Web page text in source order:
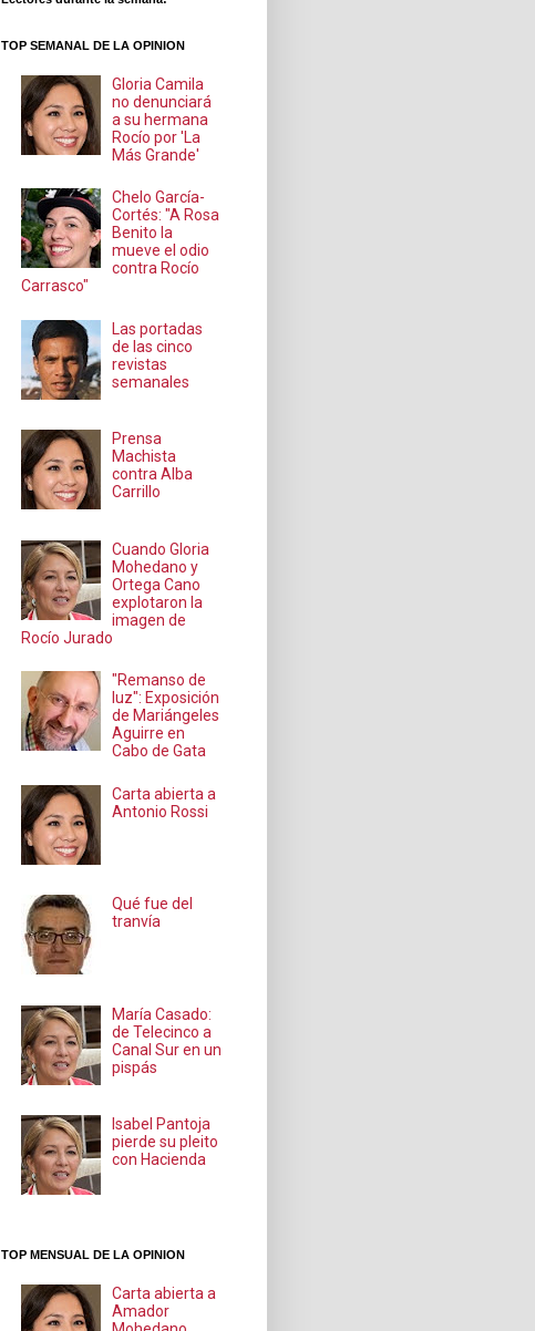
TOP SEMANAL DE LA OPINION
Gloria Camila
no denunciará
a su hermana
Rocío por 'La
Más Grande'
Chelo García-
Cortés: "A Rosa
Benito la
mueve el odio
contra Rocío
Carrasco"
Las portadas
de las cinco
revistas
semanales
Prensa
Machista
contra Alba
Carrillo
Cuando Gloria
Mohedano y
Ortega Cano
explotaron la
imagen de
Rocío Jurado
"Remanso de
luz": Exposición
de Mariángeles
Aguirre en
Cabo de Gata
Carta abierta a
Antonio Rossi
Qué fue del
tranvía
María Casado:
de Telecinco a
Canal Sur en un
pispás
Isabel Pantoja
pierde su pleito
con Hacienda
TOP MENSUAL DE LA OPINION
Carta abierta a
Amador